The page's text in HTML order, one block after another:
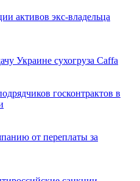
активов экс-владельца
Украине сухогруза Caffa
госконтрактов в
от переплаты за